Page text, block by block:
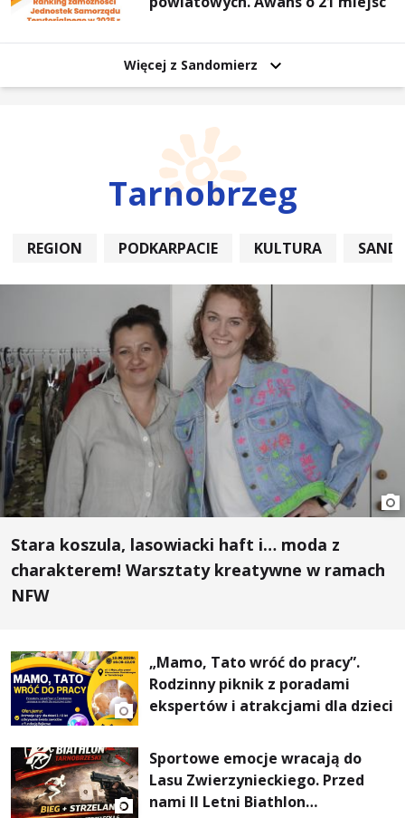
Więcej z Sandomierz
Tarnobrzeg
REGION PODKARPACIE KULTURA
Stara koszula, lasowiacki haft i… moda z
charakterem! Warsztaty kreatywne w ramach
NFW
„Mamo, Tato wróć do pracy”.
Rodzinny piknik z poradami
ekspertów i atrakcjami dla dzieci
Sportowe emocje wracają do
Lasu Zwierzynieckiego. Przed
nami II Letni Biathlon